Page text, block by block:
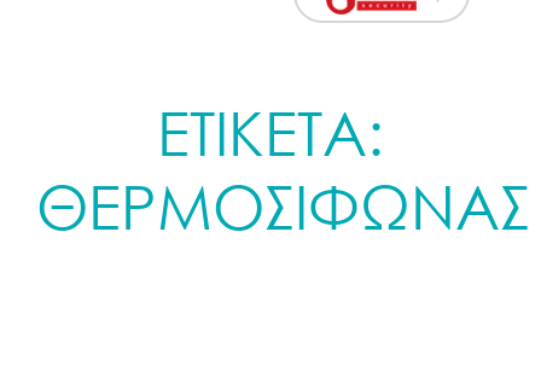
ΕΤΙΚΕΤΑ:
ΘΕΡΜΟΣΙΦΩΝΑΣ